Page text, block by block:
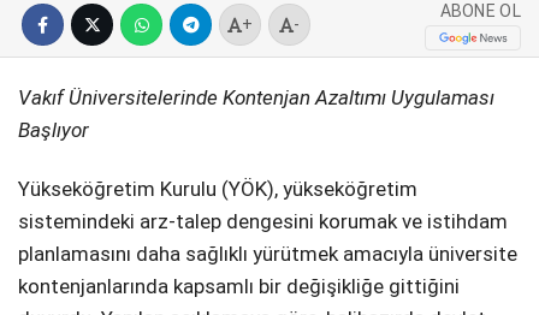
Facebook
Instagram
Youtube
+ -
ABONE OL
Vakıf Üniversitelerinde Kontenjan Azaltımı Uygulaması
Başlıyor
Yükseköğretim Kurulu (YÖK), yükseköğretim
sistemindeki arz-talep dengesini korumak ve istihdam
planlamasını daha sağlıklı yürütmek amacıyla üniversite
kontenjanlarında kapsamlı bir değişikliğe gittiğini